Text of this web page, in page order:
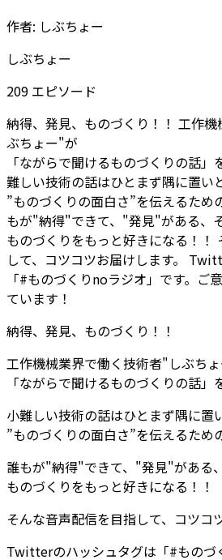
作者: しぶちょー
しぶちょー
209 エピソード
納得、発見、ものづくり！！ 工作機
ぶちょー"が
「ながらで聞けるものづくりの話」
難しい技術の話はひとまず隅に置い
”ものづくりの面白さ”を伝えるため
もが"納得"できて、"発見"がある、
ものづくりをもっと好きになる！！
して、コツコツお届けします。
「#ものづくりnoラジオ」です。ご
ています！
納得、発見、ものづくり！！
工作機械業界で働く技術者"しぶち
「ながらで聞けるものづくりの話」
小難しい技術の話はひとまず隅に置
”ものづくりの面白さ”を伝えるため
誰もが"納得"できて、"発見"がある
ものづくりをもっと好きになる！！
そんな音声配信を目指して、コツコ
Twitterのハッシュタグは「#ものづ